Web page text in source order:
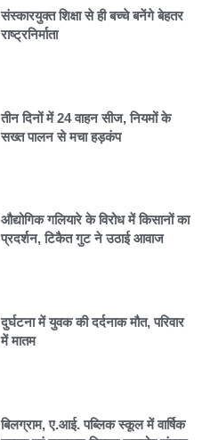
संस्कारयुक्त शिक्षा से ही बच्चे बनेंगे बेहतर
राष्ट्रनिर्माता
तीन दिनों में 24 वाहन सीज, नियमों के
सख्त पालन से मचा हड़कंप
औद्योगिक गलियारे के विरोध में किसानों का
प्रदर्शन, टिकैत गुट ने उठाई आवाज
दुर्घटना में युवक की दर्दनाक मौत, परिवार
में मातम
बिलग्राम, ए.आई. पब्लिक स्कूल में वार्षिक